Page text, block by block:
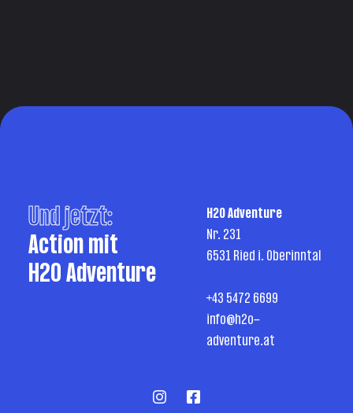
Und jetzt:
Action mit
H2O Adventure
H2O Adventure
Nr. 231
6531 Ried i. Oberinntal
+43 5472 6699
info@h2o-
adventure.at